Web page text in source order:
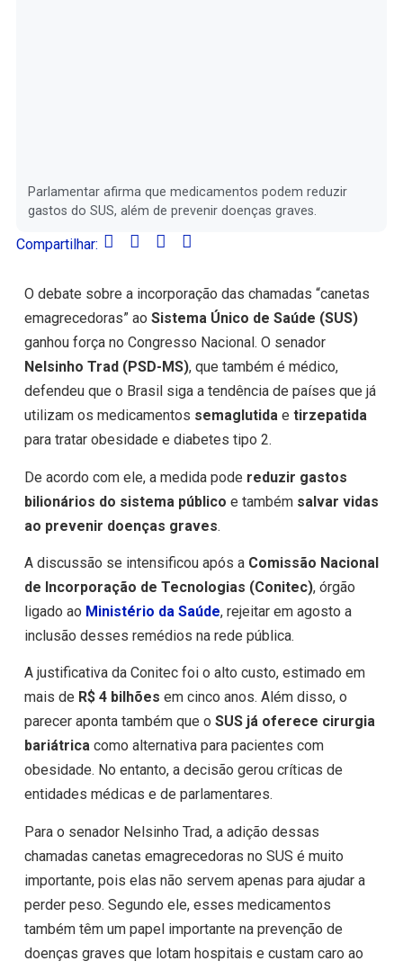
Parlamentar afirma que medicamentos podem reduzir
gastos do SUS, além de prevenir doenças graves.
Compartilhar:
O debate sobre a incorporação das chamadas “canetas
emagrecedoras” ao Sistema Único de Saúde (SUS)
ganhou força no Congresso Nacional. O senador
Nelsinho Trad (PSD-MS), que também é médico,
defendeu que o Brasil siga a tendência de países que já
utilizam os medicamentos semaglutidae tirzepatida
para tratar obesidade e diabetes tipo 2.
De acordo com ele, a medida pode reduzir gastos
bilionários do sistema público e também salvar vidas
ao prevenir doenças graves.
A discussão se intensificou após a Comissão Nacional
de Incorporação de Tecnologias (Conitec), órgão
ligado ao Ministério da Saúde, rejeitar em agosto a
inclusão desses remédios na rede pública.
A justificativa da Conitec foi o alto custo, estimado em
mais de R$ 4 bilhões em cinco anos. Além disso, o
parecer aponta também que o SUS já oferece cirurgia
bariátricacomo alternativa para pacientes com
obesidade. No entanto, a decisão gerou críticas de
entidades médicas e de parlamentares.
Para o senador Nelsinho Trad, a adição dessas
chamadas canetas emagrecedoras no SUS é muito
importante, pois elas não servem apenas para ajudar a
perder peso. Segundo ele, esses medicamentos
também têm um papel importante na prevenção de
doenças graves que lotam hospitais e custam caro ao